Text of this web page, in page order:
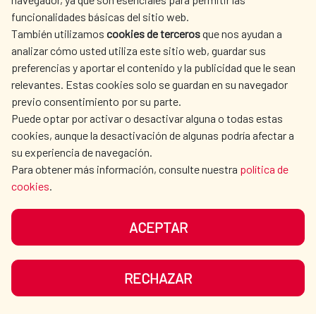
fortalecimiento institucional de la
operadora de aguas en el cantón
de Portoviejo, Ecuador.
Memorando de entendimiento entre la
Empresa Metropolitana de Abastecimiento y
Saneamiento de Aguas de Sevilla (Emasesa)
y la Empresa Pública Municipal de Agua
Potable y Saneamiento de Portoviejo
(Portoaguas E.P.)
funcionalidades básicas del sitio web.
También utilizamos cookies de tercerosque nos ayudan a
analizar cómo usted utiliza este sitio web, guardar sus
preferencias y aportar el contenido y la publicidad que le sean
relevantes. Estas cookies solo se guardan en su navegador
previo consentimiento por su parte.
Puede optar por activar o desactivar alguna o todas estas
cookies, aunque la desactivación de algunas podría afectar a
su experiencia de navegación.
Para obtener más información, consulte nuestra política de
cookies.
ACEPTAR
RECHAZAR